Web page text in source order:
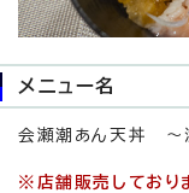
メニュー名
会瀬潮あん天丼 ～
※店舗販売しており